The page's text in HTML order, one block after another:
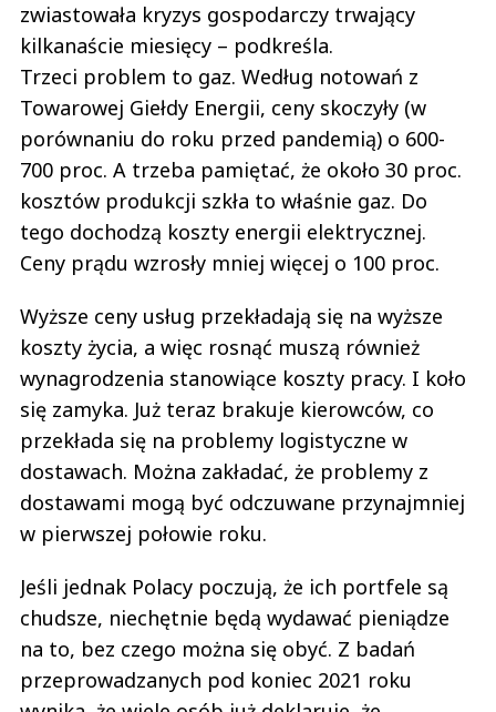
zwiastowała kryzys gospodarczy trwający
kilkanaście miesięcy – podkreśla.
Trzeci problem to gaz. Według notowań z
Towarowej Giełdy Energii, ceny skoczyły (w
porównaniu do roku przed pandemią) o 600-
700 proc. A trzeba pamiętać, że około 30 proc.
kosztów produkcji szkła to właśnie gaz. Do
tego dochodzą koszty energii elektrycznej.
Ceny prądu wzrosły mniej więcej o 100 proc.
Wyższe ceny usług przekładają się na wyższe
koszty życia, a więc rosnąć muszą również
wynagrodzenia stanowiące koszty pracy. I koło
się zamyka. Już teraz brakuje kierowców, co
przekłada się na problemy logistyczne w
dostawach. Można zakładać, że problemy z
dostawami mogą być odczuwane przynajmniej
w pierwszej połowie roku.
Jeśli jednak Polacy poczują, że ich portfele są
chudsze, niechętnie będą wydawać pieniądze
na to, bez czego można się obyć. Z badań
przeprowadzanych pod koniec 2021 roku